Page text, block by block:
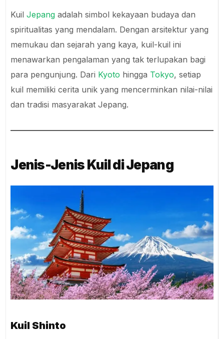
KuilJepang adalah simbol kekayaan budaya dan
spiritualitas yang mendalam. Dengan arsitektur yang
memukau dan sejarah yang kaya, kuil-kuil ini
menawarkan pengalaman yang tak terlupakan bagi
para pengunjung. Dari Kyoto hingga Tokyo, setiap
kuil memiliki cerita unik yang mencerminkan nilai-nilai
dan tradisi masyarakat Jepang.
Jenis-Jenis Kuil di Jepang
Kuil Shinto